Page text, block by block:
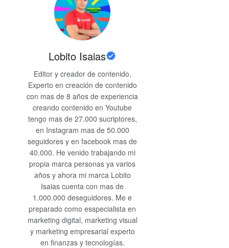
Lobito Isaias
Editor y creador de contenido,
Experto en creación de contenido
con mas de 8 años de experiencia
creando contenido en Youtube
tengo mas de 27.000 sucriptores,
en Instagram mas de 50.000
seguidores y en facebook mas de
40.000. He venido trabajando mi
propia marca personas ya varios
años y ahora mi marca Lobito
Isaias cuenta con mas de
1.000.000 deseguidores. Me e
preparado como esspecialista en
marketing digital, marketing visual
y marketing empresarial experto
en finanzas y tecnologías.